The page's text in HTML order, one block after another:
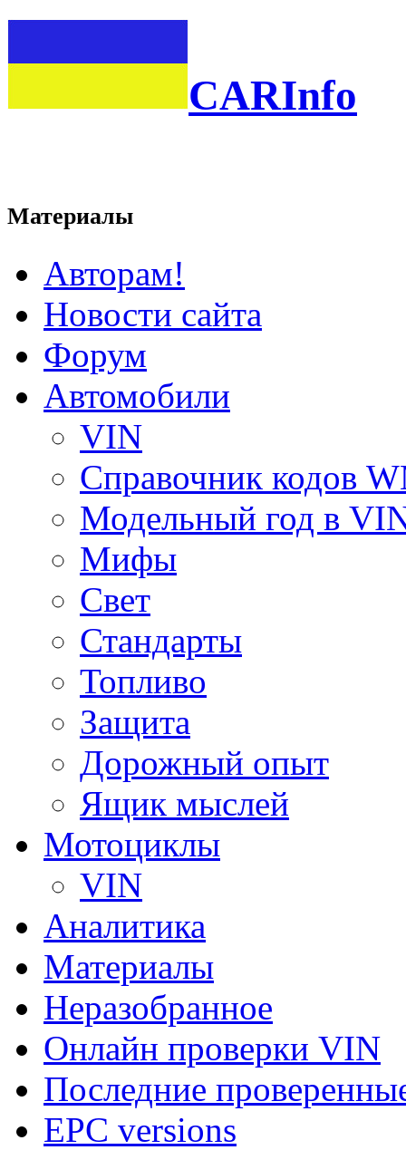
CARInfo
Материалы
Авторам!
Новости сайта
Форум
Автомобили
VIN
Справочник кодов
Модельный год в
Мифы
Свет
Стандарты
Топливо
Защита
Дорожный опыт
Ящик мыслей
Мотоциклы
VIN
Аналитика
Материалы
Неразобранное
Онлайн проверки VIN
Последние
EPC versions